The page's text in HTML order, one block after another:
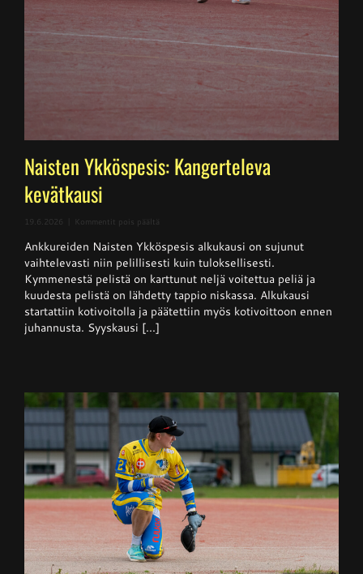
Naisten Ykköspesis: Kangerteleva
kevätkausi
19.6.2026 Kommentit pois päältä
Ykköspesis:
Kangerteleva
kevätkausi
Ankkureiden Naisten Ykköspesis alkukausi on sujunut
vaihtelevasti niin pelillisesti kuin tuloksellisesti.
Kymmenestä pelistä on karttunut neljä voitettua peliä ja
kuudesta pelistä on lähdetty tappio niskassa. Alkukausi
startattiin kotivoitolla ja päätettiin myös kotivoittoon ennen
juhannusta. Syyskausi [...]